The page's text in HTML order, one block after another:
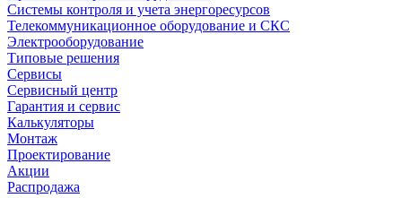
Системы контроля и учета энергоресурсов
Телекоммуникационное оборудование и СКС
Электрооборудование
Типовые решения
Сервисы
Сервисный центр
Гарантия и сервис
Калькуляторы
Монтаж
Проектирование
Акции
Распродажа